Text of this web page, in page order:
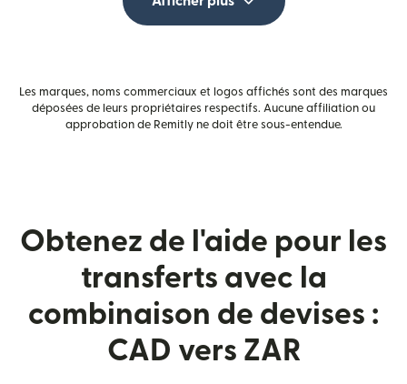
Les marques, noms commerciaux et logos affichés sont des marques
déposées de leurs propriétaires respectifs. Aucune affiliation ou
approbation de Remitly ne doit être sous-entendue.
Obtenez de l'aide pour les
transferts avec la
combinaison de devises :
CAD vers ZAR